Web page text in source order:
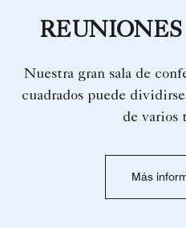
Nuestra gran sala de
cuadrados puede
de varios
Más